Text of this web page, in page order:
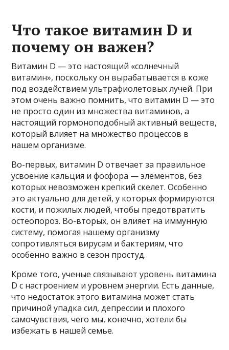
Что такое витамин D и
почему он важен?
Витамин D — это настоящий «солнечный
витамин», поскольку он вырабатывается в коже
под воздействием ультрафиолетовых лучей. При
этом очень важно помнить, что витамин D — это
не просто один из множества витаминов, а
настоящий гормоноподобный активный веществ,
который влияет на множество процессов в
нашем организме.
Во-первых, витамин D отвечает за правильное
усвоение кальция и фосфора — элементов, без
которых невозможен крепкий скелет. Особенно
это актуально для детей, у которых формируются
кости, и пожилых людей, чтобы предотвратить
остеопороз. Во-вторых, он влияет на иммунную
систему, помогая нашему организму
сопротивляться вирусам и бактериям, что
особенно важно в сезон простуд.
Кроме того, ученые связывают уровень витамина
D с настроением и уровнем энергии. Есть данные,
что недостаток этого витамина может стать
причиной упадка сил, депрессии и плохого
самочувствия, чего мы, конечно, хотели бы
избежать в нашей семье.